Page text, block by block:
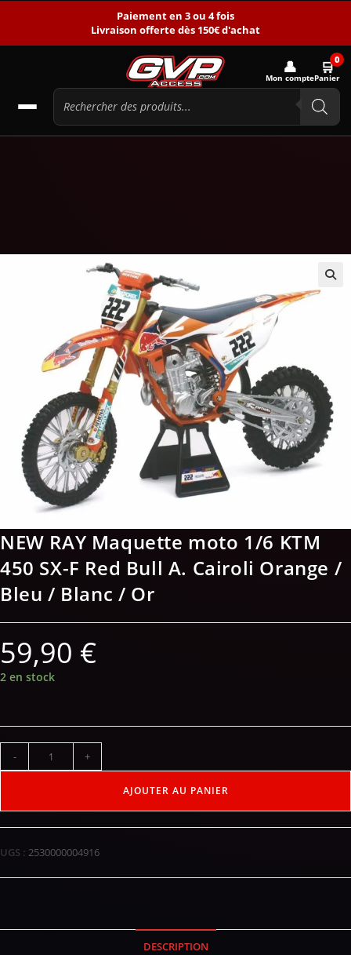
Paiement en 3 ou 4 fois
Livraison offerte dès 150€ d'achat
👤
Mon compte
🛒0
Panier
NEW RAY Maquette moto 1/6 KTM
450 SX-F Red Bull A. Cairoli Orange /
Bleu / Blanc / Or
59,90 €
2 en stock
- +
AJOUTER AU PANIER
UGS : 2530000004916
DESCRIPTION